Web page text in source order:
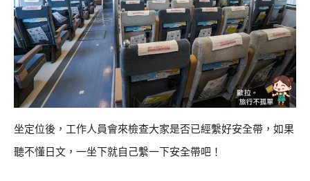
坐定位後，工作人員會來檢查大家是否已經繫好安全帶，如果
聽不懂日文，一坐下就自己繫一下安全帶吧！